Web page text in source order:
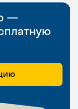
—